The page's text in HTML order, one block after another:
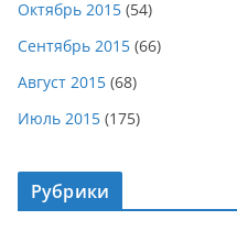
Октябрь 2015 (54)
Сентябрь 2015 (66)
Август 2015 (68)
Июль 2015 (175)
Рубрики